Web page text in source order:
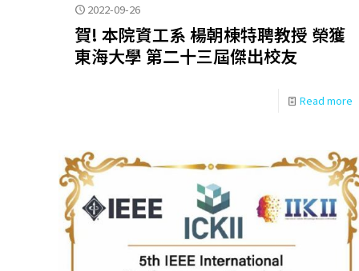
2022-09-26
賀! 本院資工系 楊朝棟特聘教授 榮獲
東海大學 第二十三屆傑出校友
Read more